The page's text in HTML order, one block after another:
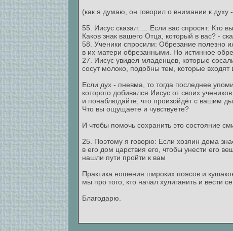
(как я думаю, он говорил о внимании к духу
55. Иисус сказал: ... Если вас спросят: Кто
Каков знак вашего Отца, который в вас? -
58. Ученики спросили: Обрезание полезно
в их матери обрезанными. Но истинное
27. Иисус увидел младенцев, которые
сосут молоко, подобны тем, которые входят
Если дух - пневма, то тогда последнее
которого добивался Иисус от своих
и понаблюдайте, что произойдёт с вашим
Что вы ощущаете и чувствуете?
И чтобы помочь сохранить это состояние
25. Поэтому я говорю: Если хозяин дома
в его дом царствия его, чтобы унести его
нашли пути пройти к вам
Практика ношения широких поясов и
мы про того, кто начал хулиганить и вести
Благодарю.